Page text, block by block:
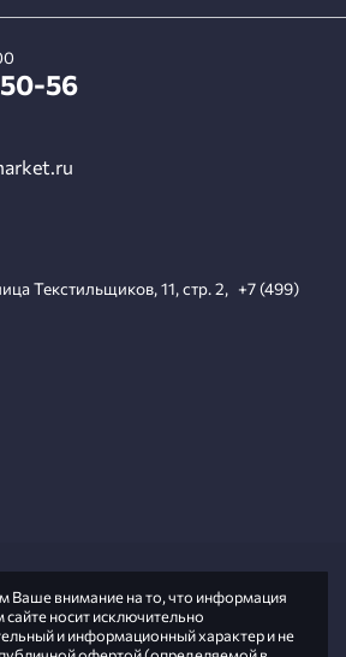
56
Текстильщиков, 11, стр. 2, +7 (499)
Ваше внимание на то, что информация
сайте носит исключительно
и информационный характер и не